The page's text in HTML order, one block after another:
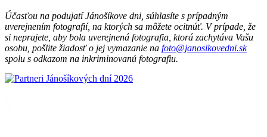
Účasťou na podujatí Jánošíkove dni, súhlasíte s prípadným
uverejnením fotografií, na ktorých sa môžete ocitnúť. V prípade, že
si neprajete, aby bola uverejnená fotografia, ktorá zachytáva Vašu
osobu, pošlite žiadosť o jej vymazanie na foto@janosikovedni.sk
spolu s odkazom na inkriminovanú fotografiu.